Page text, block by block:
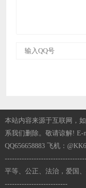
本站内容来源于互联网，
系我们删除。敬请谅解! E-
QQ656658883 飞机：
平等、公正、法治，爱国
--------------------------